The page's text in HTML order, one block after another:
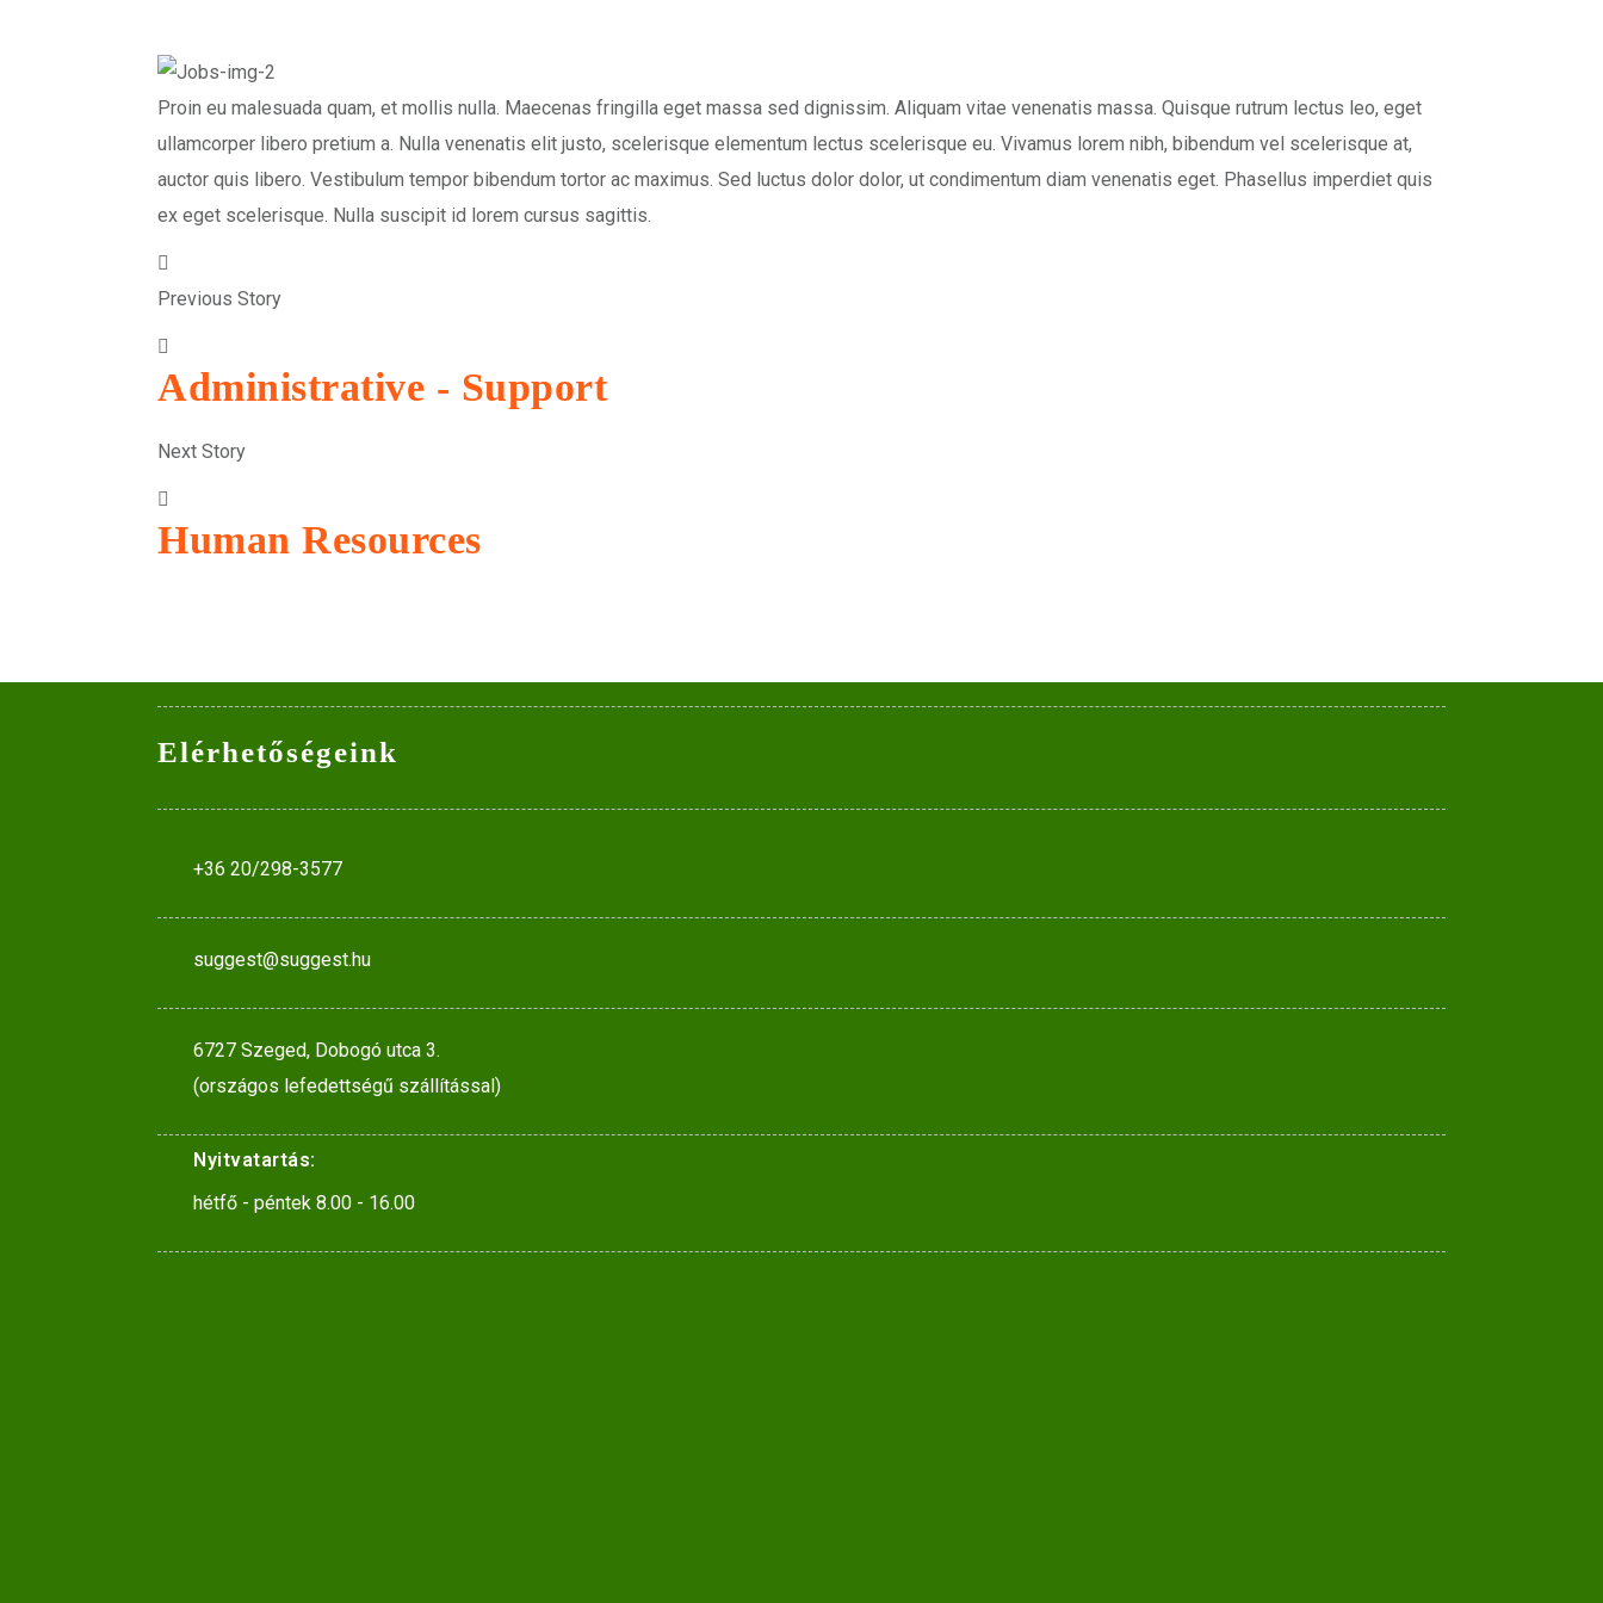
Proin eu malesuada quam, et mollis nulla. Maecenas fringilla eget massa sed dignissim. Aliquam vitae venenatis massa. Quisque rutrum lectus leo, eget
ullamcorper libero pretium a. Nulla venenatis elit justo, scelerisque elementum lectus scelerisque eu. Vivamus lorem nibh, bibendum vel scelerisque at,
auctor quis libero. Vestibulum tempor bibendum tortor ac maximus. Sed luctus dolor dolor, ut condimentum diam venenatis eget. Phasellus imperdiet quis
ex eget scelerisque. Nulla suscipit id lorem cursus sagittis.
Previous Story
Administrative - Support
Next Story
Human Resources
Elérhetőségeink
+36 20/298-3577
suggest@suggest.hu
6727 Szeged, Dobogó utca 3.
(országos lefedettségű szállítással)
Nyitvatartás:
hétfő - péntek 8.00 - 16.00